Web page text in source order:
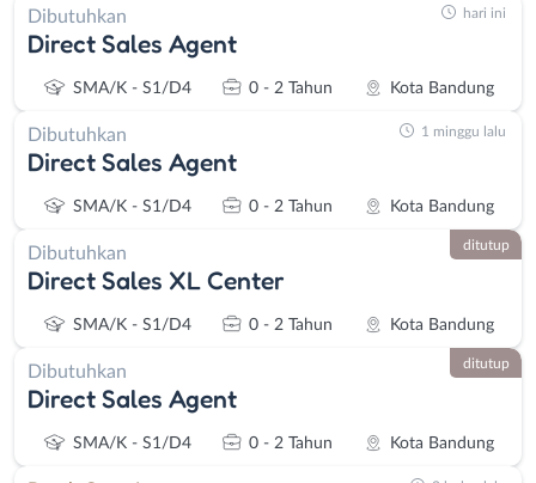
Dibutuhkan
Direct Sales Agent
SMA/K - S1/D4 0 - 2 Tahun Kota Bandung
hari ini
Dibutuhkan
Direct Sales Agent
SMA/K - S1/D4 0 - 2 Tahun Kota Bandung
1 minggu lalu
Dibutuhkan
Direct Sales XL Center
SMA/K - S1/D4 0 - 2 Tahun Kota Bandung
ditutup
Dibutuhkan
Direct Sales Agent
SMA/K - S1/D4 0 - 2 Tahun Kota Bandung
ditutup